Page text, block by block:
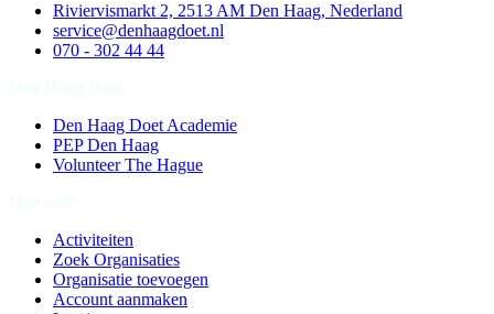
Riviervismarkt 2, 2513 AM Den Haag, Nederland
service@denhaagdoet.nl
070 - 302 44 44
Den Haag Doet Academie
PEP Den Haag
Volunteer The Hague
Activiteiten
Zoek Organisaties
Organisatie toevoegen
Account aanmaken